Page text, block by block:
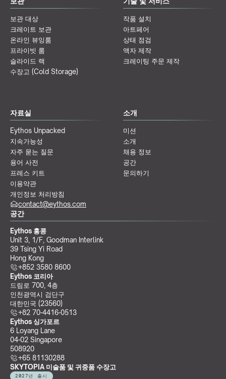
보관 대상
크레이트 보관
온라인 뷰잉룸
프라이빗 룸
슬라이드 랙
수장고 (Cold Storage)
작품 설치
아트페어
상태 점검
액자 제작
크레이팅 주문 제작
자료실
Eythos Unpacked
지속가능성
자주 묻는 질문
용어 사전
프레스 키트
이용약관
개인정보 처리방침
소개
미션
소개
채용 정보
공간
문의하기
공간
Eythos 홍콩
Unit 3, 1/F, Goodman Interlink
39 Tsing Yi Road
Hong Kong
+852 3580 8600
Eythos 코리아
드림로 700, 4층
인천광역시 검단구
대한민국 (23560)
+82 70-4416-0513
Eythos 싱가포르
6 Loyang Lane
04-02 Singapore
508920
+65 81130288
SKYTOPIA 미술품 및 귀중품 수장고
2027년 출시
contact@eythos.com